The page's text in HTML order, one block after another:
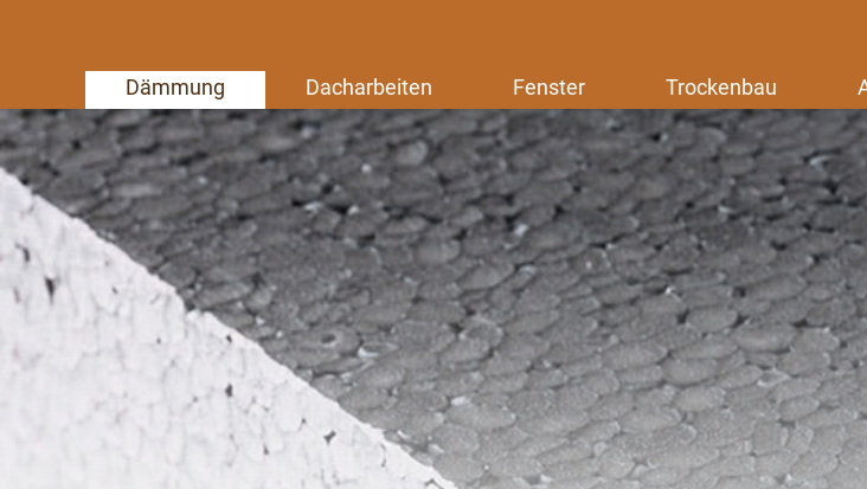
Dämmung Dacharbeiten Fenster Trockenbau